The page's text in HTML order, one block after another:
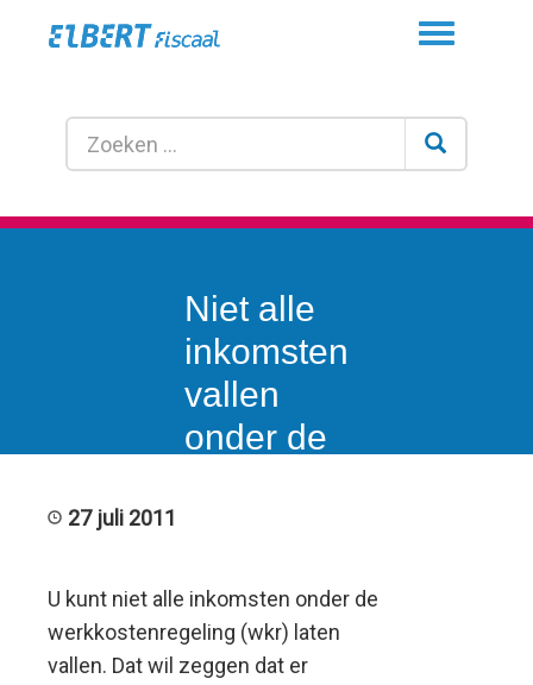
Toggle
Niet alle
inkomsten
vallen
onder de
27 juli 2011
U kunt niet alle inkomsten onder de
werkkostenregeling (wkr) laten
vallen. Dat wil zeggen dat er